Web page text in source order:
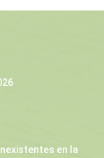
en la